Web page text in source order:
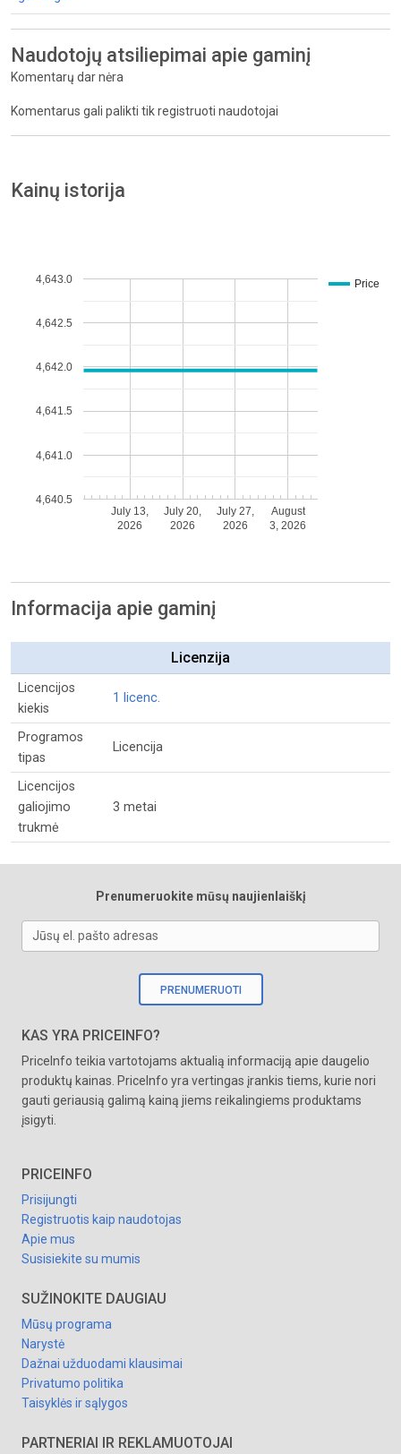
Naudotojų atsiliepimai apie gaminį
Komentarų dar nėra
Komentarus gali palikti tik registruoti naudotojai
Kainų istorija
Price
July 13,
2026
July 20,
2026
July 27,
2026
August
3, 2026
4,640.5
4,641.0
4,641.5
4,642.0
4,642.5
4,643.0
Informacija apie gaminį
Licenzija
Licencijos
kiekis
1 licenc.
Programos
tipas
Licencija
Licencijos
galiojimo
trukmė
3 metai
Prenumeruokite mūsų naujienlaiškį
Jūsų el. pašto adresas
PRENUMERUOTI
KAS YRA PRICEINFO?
PriceInfo teikia vartotojams aktualią informaciją apie daugelio
produktų kainas. PriceInfo yra vertingas įrankis tiems, kurie nori
gauti geriausią galimą kainą jiems reikalingiems produktams
įsigyti.
PRICEINFO
Prisijungti
Registruotis kaip naudotojas
Apie mus
Susisiekite su mumis
SUŽINOKITE DAUGIAU
Mūsų programa
Narystė
Dažnai užduodami klausimai
Privatumo politika
Taisyklės ir sąlygos
PARTNERIAI IR REKLAMUOTOJAI